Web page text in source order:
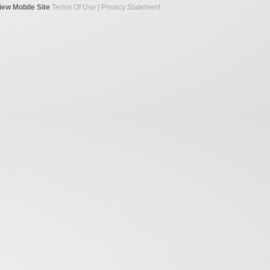
Mobile Site Terms Of Use Privacy Statement